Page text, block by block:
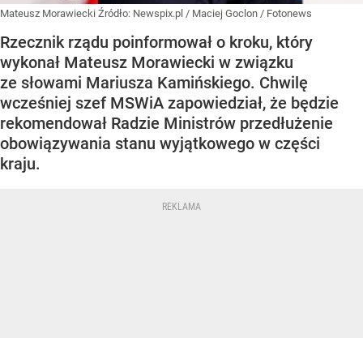
Mateusz Morawiecki Źródło: Newspix.pl / Maciej Goclon / Fotonews
Rzecznik rządu poinformował o kroku, który
wykonał Mateusz Morawiecki w związku
ze słowami Mariusza Kamińskiego. Chwilę
wcześniej szef MSWiA zapowiedział, że będzie
rekomendował Radzie Ministrów przedłużenie
obowiązywania stanu wyjątkowego w części
kraju.